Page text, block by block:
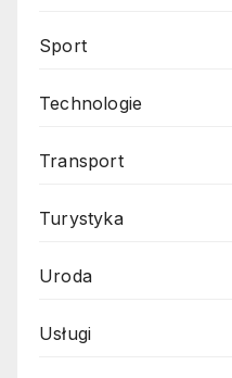
Sport
Technologie
Transport
Turystyka
Uroda
Usługi